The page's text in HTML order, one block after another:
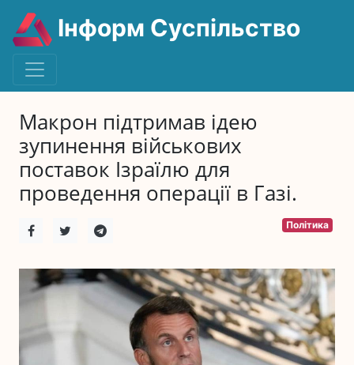
Інформ Суспільство
Макрон підтримав ідею
зупинення військових
поставок Ізраїлю для
проведення операції в Газі.
Політика